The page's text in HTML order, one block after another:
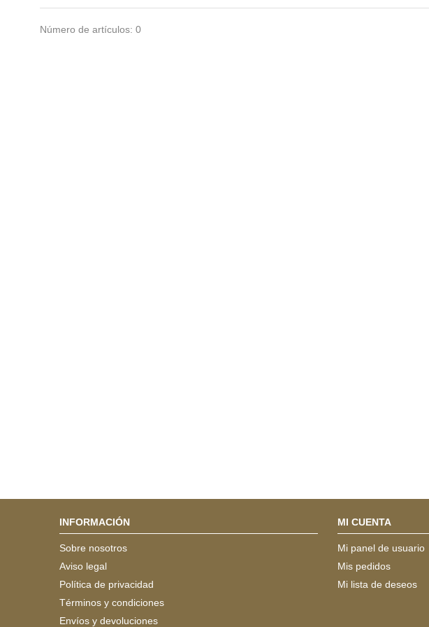
Número de artículos: 0
INFORMACIÓN
Sobre nosotros
Aviso legal
Política de privacidad
Términos y condiciones
Envíos y devoluciones
MI CUENTA
Mi panel de usuario
Mis pedidos
Mi lista de deseos